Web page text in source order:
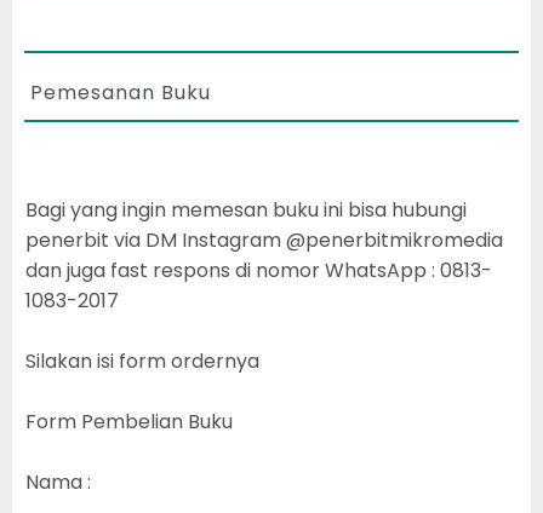
Pemesanan Buku
Bagi yang ingin memesan buku ini bisa hubungi
penerbit via DM Instagram @penerbitmikromedia
dan juga fast respons di nomor WhatsApp : 0813-
1083-2017
Silakan isi form ordernya
Form Pembelian Buku
Nama :